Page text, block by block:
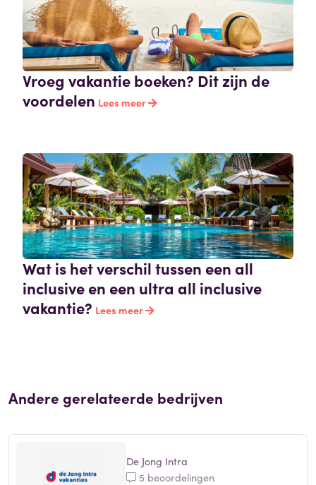
Vroeg vakantie boeken? Dit zijn de
voordelen Lees meer
Wat is het verschil tussen een all
inclusive en een ultra all inclusive
vakantie? Lees meer
Andere gerelateerde bedrijven
De Jong Intra
5 beoordelingen